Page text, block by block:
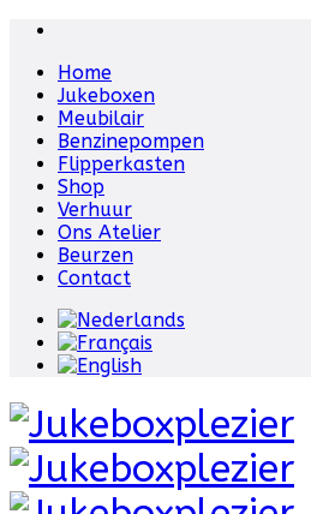
Home
Jukeboxen
Meubilair
Benzinepompen
Flipperkasten
Shop
Verhuur
Ons Atelier
Beurzen
Contact